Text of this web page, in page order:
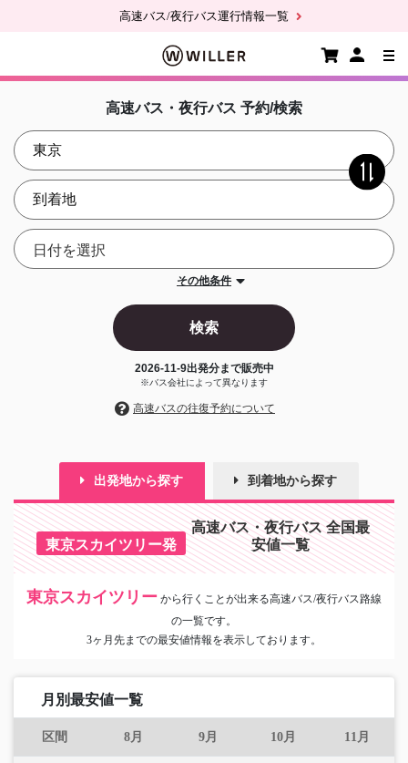
高速バス/夜行バス運行情報一覧
高速バス・夜行バス 予約/検索
その他条件
検索
2026-11-9出発分まで販売中
※バス会社によって異なります
高速バスの往復予約について
出発地から探す 到着地から探す
東京スカイツリー発
高速バス・夜行バス 全国最
安値一覧
東京スカイツリー から行くことが出来る高速バス/夜行バス路線
の一覧です。
3ヶ月先までの最安値情報を表示しております。
月別最安値一覧
区間 8月 9月 10月 11月